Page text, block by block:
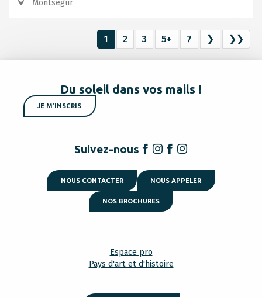
Montségur
1 2 3 5+ 7 ❯ ❯❯
Du soleil dans vos mails !
JE M'INSCRIS
Suivez-nous
NOUS CONTACTER NOUS APPELER
NOS BROCHURES
Espace pro
Pays d'art et d'histoire